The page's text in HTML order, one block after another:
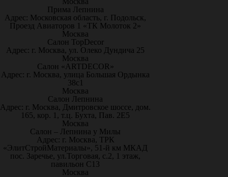
Прима Лепнина
Адрес: Московская область, г. Подольск,
Проезд Авиаторов 1 «ТК Молоток 2»
Москва
Салон TopDecor
Адрес: г. Москва, ул. Олеко Дундича 25
Москва
Салон «ARTDECOR»
Адрес: г. Москва, улица Большая Ордынка
38с1
Москва
Салон Лепнина
Адрес: г. Москва, Дмитровское шоссе, дом.
165, кор. 1, т.ц. Бухта, Пав. 2Е5
Москва
Салон – Лепнина у Милы
Адрес: г. Москва, ТРК
«ЭлитСтройМатериалы», 51-й км МКАД
пос. Заречье, ул.Торговая, с.2, 1 этаж,
павильон С13
Москва